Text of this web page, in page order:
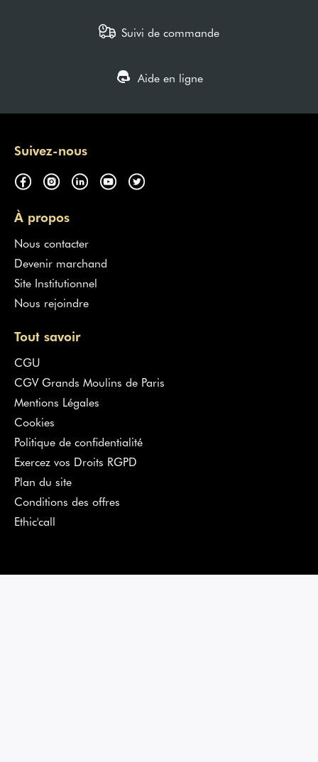
Suivi de commande
Aide en ligne
Suivez-nous
À propos
Nous contacter
Devenir marchand
Site Institutionnel
Nous rejoindre
Tout savoir
CGU
CGV Grands Moulins de Paris
Mentions Légales
Cookies
Politique de confidentialité
Exercez vos Droits RGPD
Plan du site
Conditions des offres
Ethic'call